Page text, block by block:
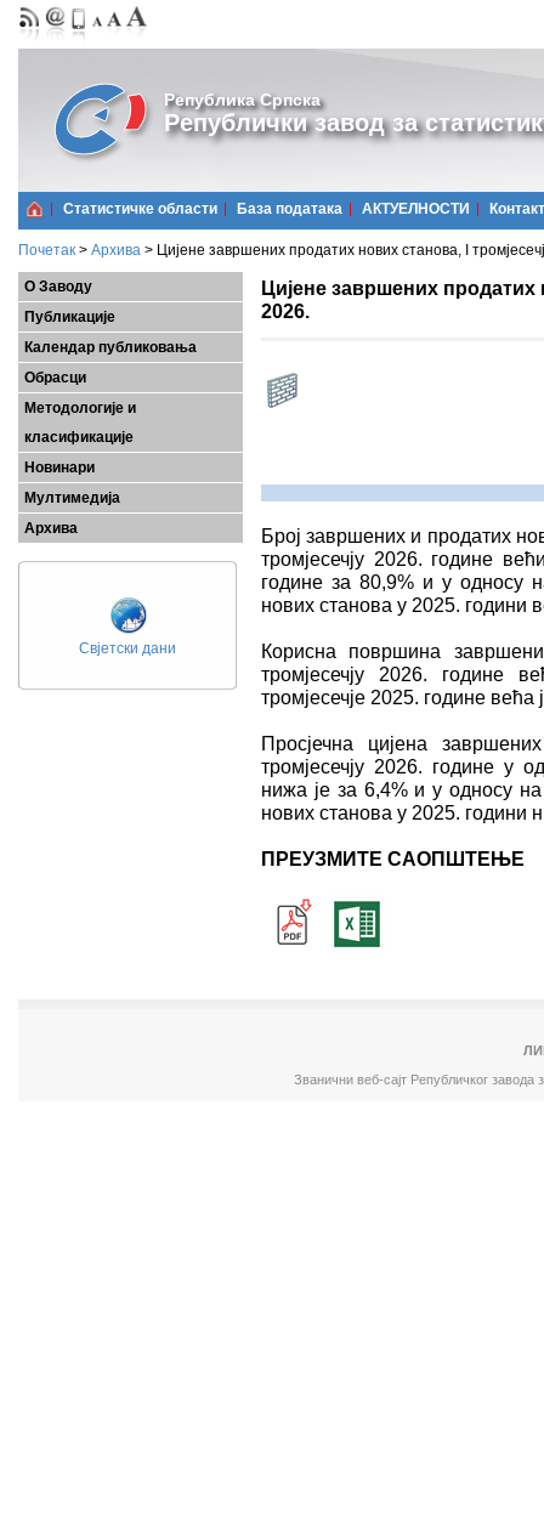
Република Српска
Републички завод за
Статистичке области Базa података АКТУЕЛНОСТИ Контакт
Почетак > Архива > Цијене завршених продатих нових станова, I
О Заводу
Публикације
Календар публиковања
Обрасци
Методологије и
класификације
Новинари
Мултимедија
Архива
Свјетски дани
Цијене завршених продатих
2026.
Број завршених и продатих
тромјесечју 2026. године
године за 80,9% и у односу
нових станова у 2025. години
Корисна површина
тромјесечју 2026. године
тромјесечје 2025. године већа
Просјечна цијена
тромјесечју 2026. године у
нижа је за 6,4% и у односу
нових станова у 2025. години
ПРЕУЗМИТЕ САОПШТЕЊЕ
Званични веб-сајт Републичког